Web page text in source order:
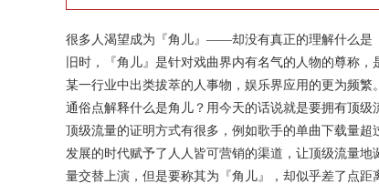
很多人渴望成为『角儿』——却没有真正的理解什么是
旧时，『角儿』是针对戏曲界内有名气的人物的尊称
某一行业中出类拔萃的人事物，娱乐界应用的更为频繁。
通俗点解释什么是角儿？用今天的话说就是要拥有顶级
顶级流量的证明方式有很多，例如歌手的单曲下载量
发展的时代赋予了人人皆可营销的渠道，让顶级流量
量交替上演，但是要称其为『角儿』，却似乎差了点距